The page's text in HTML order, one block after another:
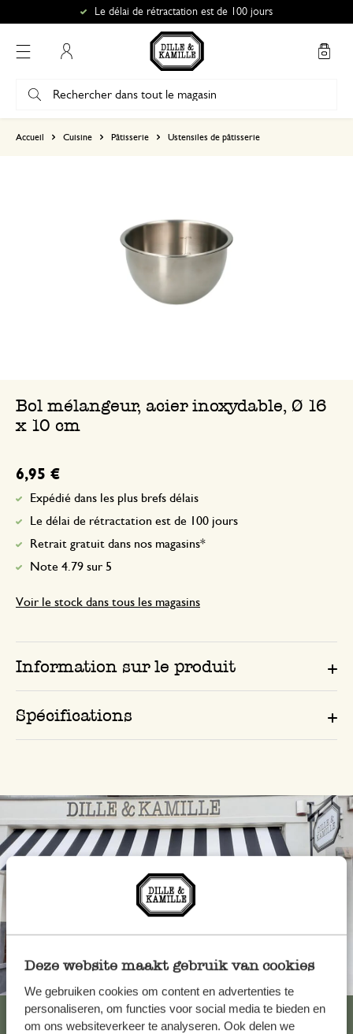
Deze website maakt gebruik van cookies
We gebruiken cookies om content en advertenties te
personaliseren, om functies voor social media te bieden en
om ons websiteverkeer te analyseren. Ook delen we
Le délai de rétractation est de 100 jours
Accueil Cuisine Pâtisserie Ustensiles de pâtisserie
Bol mélangeur, acier inoxydable, Ø 16
x 10 cm
6,95 €
Expédié dans les plus brefs délais
Le délai de rétractation est de 100 jours
Retrait gratuit dans nos magasins*
Note 4.79 sur 5
Voir le stock dans tous les magasins
Information sur le produit
Spécifications
Toujours à proximité
Voir les 62 magasins